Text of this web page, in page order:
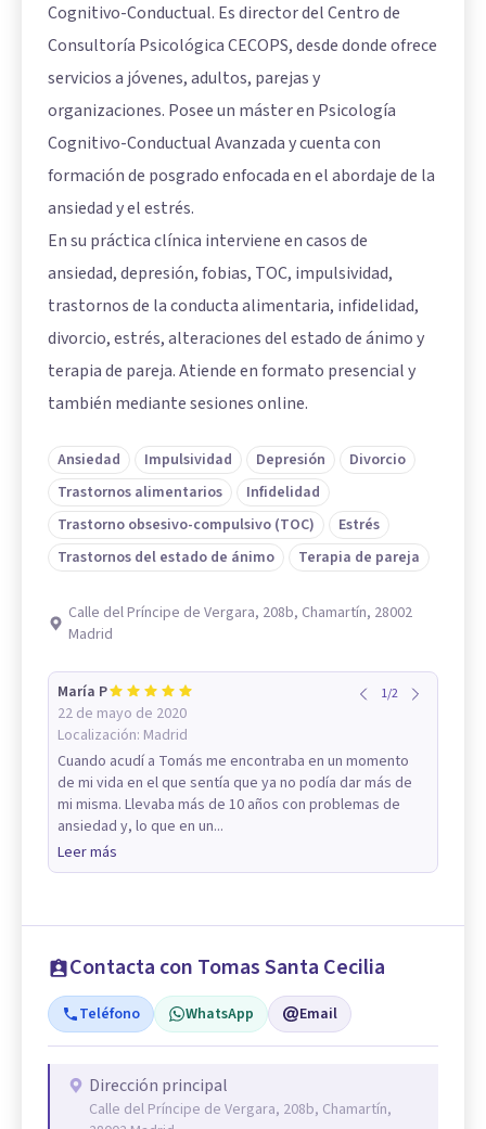
Cognitivo-Conductual. Es director del Centro de
Consultoría Psicológica CECOPS, desde donde ofrece
servicios a jóvenes, adultos, parejas y
organizaciones. Posee un máster en Psicología
Cognitivo-Conductual Avanzada y cuenta con
formación de posgrado enfocada en el abordaje de la
ansiedad y el estrés.
En su práctica clínica interviene en casos de
ansiedad, depresión, fobias, TOC, impulsividad,
trastornos de la conducta alimentaria, infidelidad,
divorcio, estrés, alteraciones del estado de ánimo y
terapia de pareja. Atiende en formato presencial y
también mediante sesiones online.
Ansiedad Impulsividad Depresión
Divorcio
Trastornos alimentarios
Infidelidad
Trastorno obsesivo-compulsivo (TOC)
Estrés
Trastornos del estado de ánimo
Terapia de pareja
Calle del Príncipe de Vergara, 208b, Chamartín, 28002
Madrid
María P
22 de mayo de 2020
Localización: Madrid
1/2
Cuando acudí a Tomás me encontraba en un momento
de mi vida en el que sentía que ya no podía dar más de
mi misma. Llevaba más de 10 años con problemas de
ansiedad y, lo que en un...
Leer más
Contacta con Tomas Santa Cecilia
Teléfono WhatsApp Email
Dirección principal
Calle del Príncipe de Vergara, 208b, Chamartín,